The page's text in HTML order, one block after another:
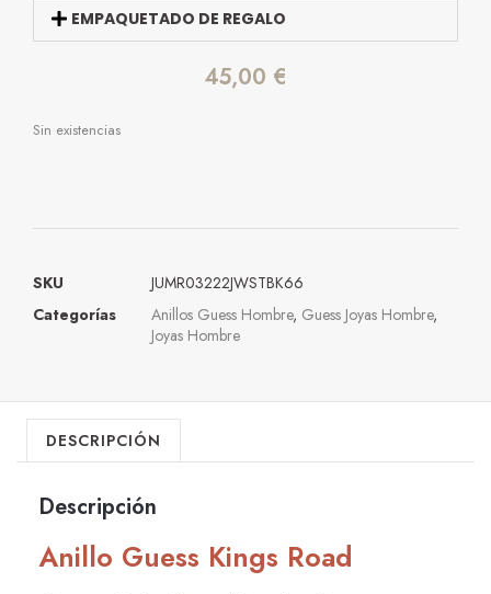
EMPAQUETADO DE REGALO
45,00 €
Sin existencias
SKU
JUMR03222JWSTBK66
Categorías
Anillos Guess Hombre, Guess Joyas Hombre,
Joyas Hombre
DESCRIPCIÓN
Descripción
Anillo Guess Kings Road